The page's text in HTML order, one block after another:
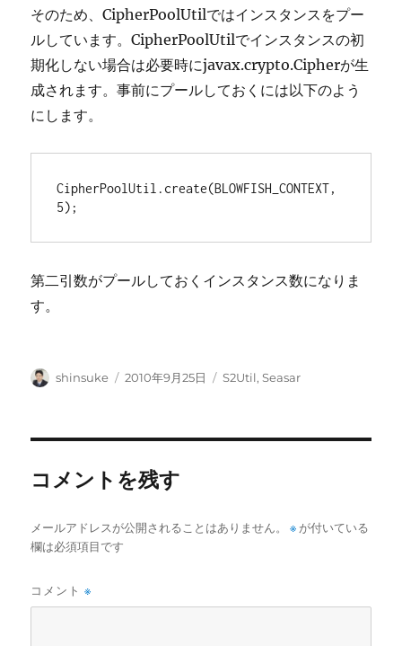
そのため、CipherPoolUtilではインスタンスをプー
ルしています。CipherPoolUtilでインスタンスの初
期化しない場合は必要時にjavax.crypto.Cipherが生
成されます。事前にプールしておくには以下のよう
にします。
CipherPoolUtil.create(BLOWFISH_CONTEXT,
5);
第二引数がプールしておくインスタンス数になりま
す。
投
shinsuke
投
2010年9月25日
カ
S2Util,Seasar
コメントを残す
メールアドレスが公開されることはありません。 ※が付いている
欄は必須項目です
コメント※